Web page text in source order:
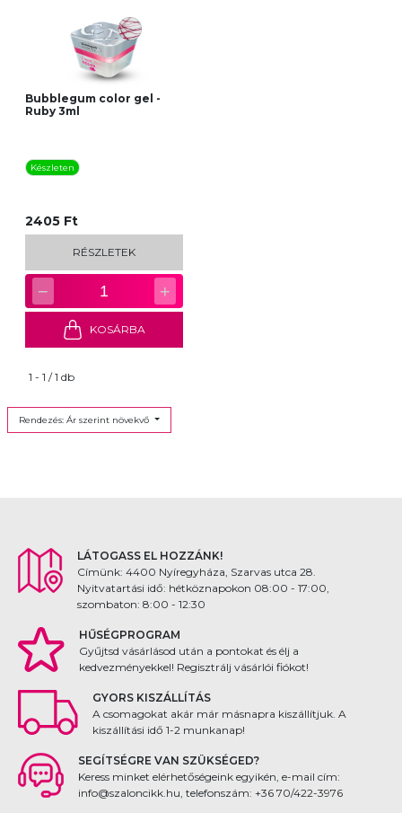
Bubblegum color gel -
Ruby 3ml
Készleten
2405 Ft
RÉSZLETEK
− 1 +
KOSÁRBA
1 - 1 / 1 db
Rendezés: Ár szerint növekvő
LÁTOGASS EL HOZZÁNK!
Címünk: 4400 Nyíregyháza, Szarvas utca 28.
Nyitvatartási idő: hétköznapokon 08:00 - 17:00,
szombaton: 8:00 - 12:30
HŰSÉGPROGRAM
Gyűjtsd vásárlásod után a pontokat és élj a
kedvezményekkel! Regisztrálj vásárlói fiókot!
GYORS KISZÁLLÍTÁS
A csomagokat akár már másnapra kiszállítjuk. A
kiszállítási idő 1-2 munkanap!
SEGÍTSÉGRE VAN SZÜKSÉGED?
Keress minket elérhetőségeink egyikén, e-mail cím:
info@szaloncikk.hu, telefonszám: +36 70/422-3976